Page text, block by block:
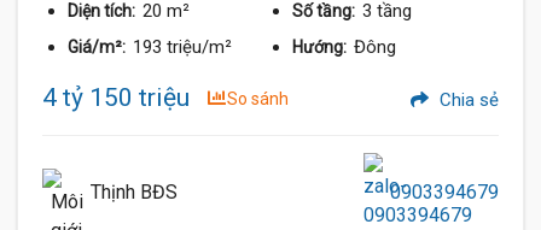
Diện tích: 20 m² Số tầng: 3 tầng
Giá/m²: 193 triệu/m² Hướng: Đông
4 tỷ 150 triệu So sánh Chia sẻ
Thịnh BĐS 0903394679